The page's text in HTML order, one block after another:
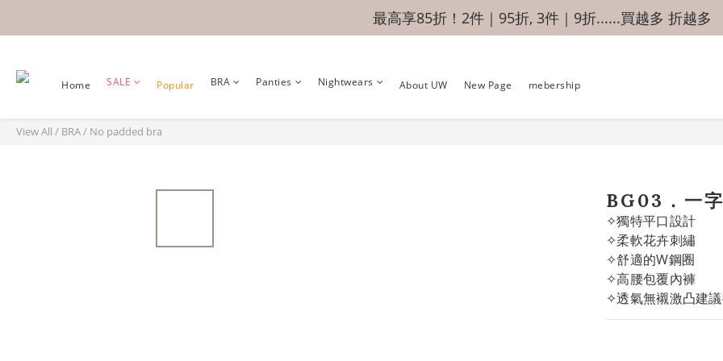
最高享85折！2件｜95折, 3件｜9折......買越多 折越多
Home SALE Popular BRA Panties Nightwears About UW New Page mebership
View All / BRA/ No padded bra
BG03．一
✧獨特平口設計
✧柔軟花卉刺繡
✧舒適的W鋼圈
✧高腰包覆內褲
✧透氣無襯激凸建